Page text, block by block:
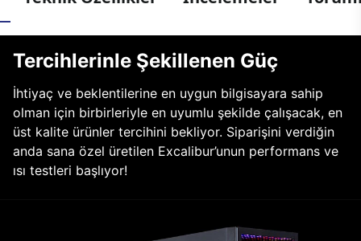
Tercihlerinle Şekillenen Güç
İhtiyaç ve beklentilerine en uygun bilgisayara sahip
olman için birbirleriyle en uyumlu şekilde çalışacak, en
üst kalite ürünler tercihini bekliyor. Siparişini verdiğin
anda sana özel üretilen Excalibur’unun performans ve
ısı testleri başlıyor!